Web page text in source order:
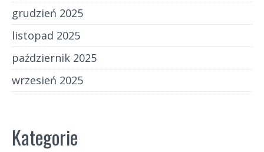
grudzień 2025
listopad 2025
październik 2025
wrzesień 2025
Kategorie